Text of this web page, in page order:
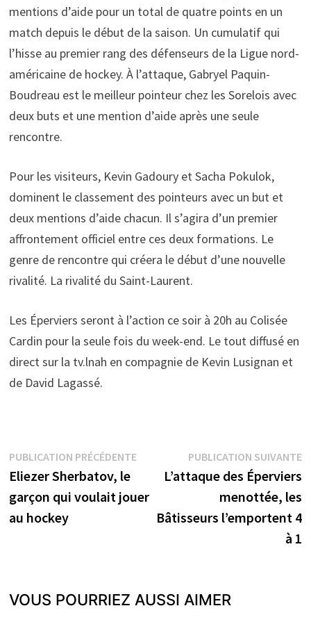
mentions d’aide pour un total de quatre points en un
match depuis le début de la saison. Un cumulatif qui
l’hisse au premier rang des défenseurs de la Ligue nord-
américaine de hockey. À l’attaque, Gabryel Paquin-
Boudreau est le meilleur pointeur chez les Sorelois avec
deux buts et une mention d’aide après une seule
rencontre.
Pour les visiteurs, Kevin Gadoury et Sacha Pokulok,
dominent le classement des pointeurs avec un but et
deux mentions d’aide chacun. Il s’agira d’un premier
affrontement officiel entre ces deux formations. Le
genre de rencontre qui créera le début d’une nouvelle
rivalité. La rivalité du Saint-Laurent.
Les Éperviers seront à l’action ce soir à 20h au Colisée
Cardin pour la seule fois du week-end. Le tout diffusé en
direct sur la tv.lnah en compagnie de Kevin Lusignan et
de David Lagassé.
Navigation
de
l’article
PUBLICATION PRÉCÉDENTEPublication
précédente :
Eliezer Sherbatov, le
garçon qui voulait jouer
au hockey
PUBLICATION SUIVANTE
L’attaque des Éperviers
menottée, les
Bâtisseurs l’emportent 4
à 1
VOUS POURRIEZ AUSSI AIMER